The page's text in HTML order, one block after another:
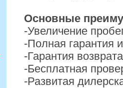
Основные
-Увеличение
-Полная гарантия
-Гарантия
-Бесплатная
-Развитая